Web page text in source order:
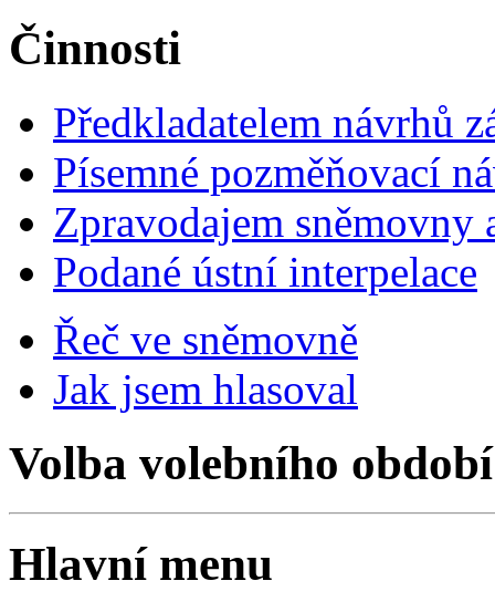
Činnosti
Předkladatelem návrhů
Písemné pozměňovací
Zpravodajem
Podané ústní interpelace
Řeč ve sněmovně
Jak jsem hlasoval
Volba volebního období
Hlavní menu